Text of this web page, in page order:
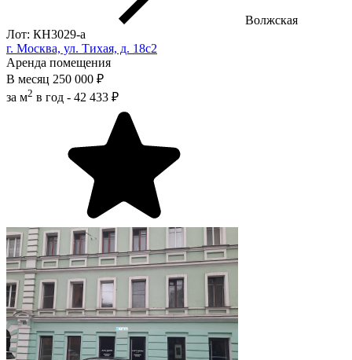
Волжская
Лот: КН3029-a
г. Москва, ул. Тихая, д. 18с2
Аренда помещения
В месяц 250 000 ₽
за м2 в год - 42 433 ₽